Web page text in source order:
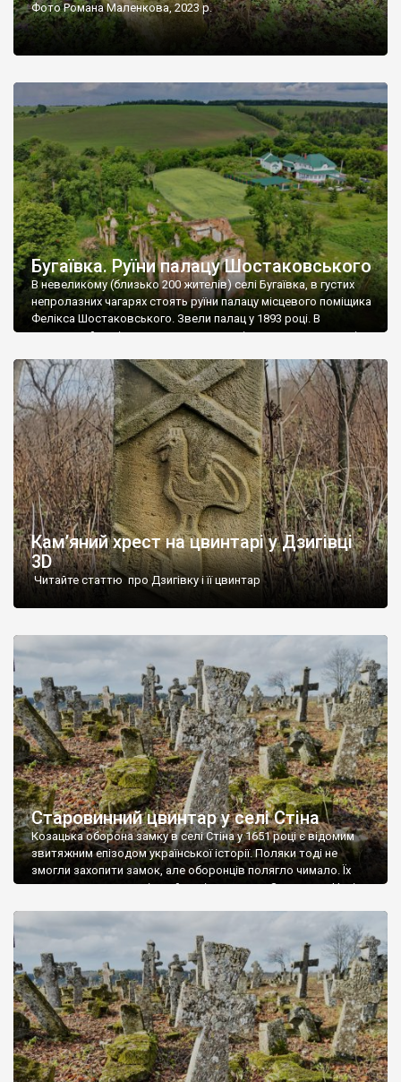
Фото Романа Маленкова, 2023 р.
Бугаївка. Руїни палацу Шостаковського
В невеликому (близько 200 жителів) селі Бугаївка, в густих
непролазних чагарях стоять руїни палацу місцевого поміщика
Фелікса Шостаковського. Звели палац у 1893 році. В
радянський період у ньому спочатку містилася школа, потім
століття тут розмістили туберкульозну лікарню. Коли із
палацу виїхала лікарня – ми точно не […]
Кам’яний хрест на цвинтарі у Дзигівці
3D
Читайте статтю про Дзигівку і її цвинтар
Старовинний цвинтар у селі Стіна
Козацька оборона замку в селі Стіна у 1651 році є відомим
звитяжним епізодом української історії. Поляки тоді не
змогли захопити замок, але оборонців полягло чимало. Їх
поховали на цвинтарі, який тоді називався Замковим. Нині на
ньому чимало хрестів 19 століття, є такі, де епітафії стер […]